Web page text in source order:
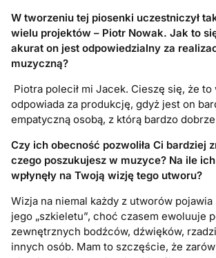
W tworzeniu tej piosenki uczestniczył
wielu projektów – Piotr Nowak. Jak to
akurat on jest odpowiedzialny za
muzyczną?
Piotra polecił mi Jacek. Cieszę się, że to
odpowiada za produkcję, gdyż jest on
empatyczną osobą, z którą bardzo
Czy ich obecność pozwoliła Ci bardziej
czego poszukujesz w muzyce? Na ile
wpłynęły na Twoją wizję tego utworu?
Wizja na niemal każdy z utworów
jego „szkieletu”, choć czasem ewoluuje
zewnętrznych bodźców, dźwięków,
innych osób. Mam to szczęście, że